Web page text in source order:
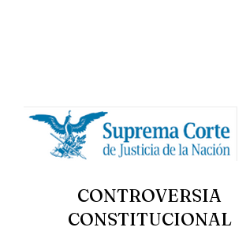
CONTROVERSIA
CONSTITUCIONAL